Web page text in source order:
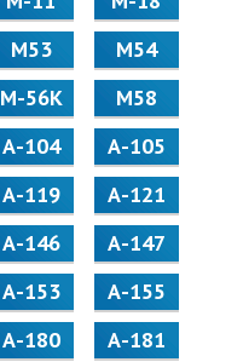
М53
М54
M-56K
М58
А-104
А-105
А-119
А-121
А-146
А-147
А-153
А-155
А-180
А-181